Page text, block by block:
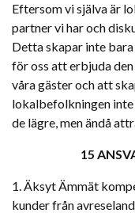
Eftersom vi själva är
partner vi har och
Detta skapar inte
för oss att erbjuda
våra gäster och att
lokalbefolkningen inte
de lägre, men ändå
15
1. Äksyt Ämmät
kunder från